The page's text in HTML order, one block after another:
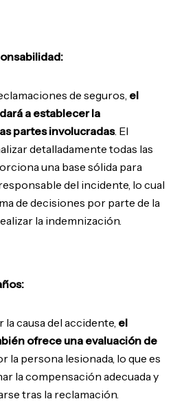
de seguros, el
a establecer la
partes involucradas. El
detalladamente todas las
una base sólida para
del incidente, lo cual
de decisiones por parte de la
la indemnización.
causa del accidente, el
ofrece una evaluación de
la persona lesionada, lo que es
la compensación adecuada y
tras la reclamación.